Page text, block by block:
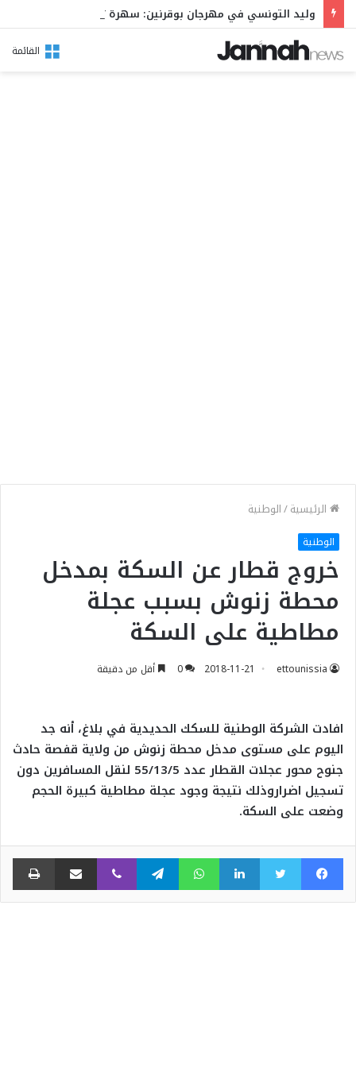
القائمة
الرئيسية/الوطنية
الوطنية
خروج قطار عن السكة بمدخل
محطة زنوش بسبب عجلة
مطاطية على السكة
ettounissia
2018-11-21
0 أقل من دقيقة
افادت الشركة الوطنية للسكك الحديدية في بلاغ، أنه جد
اليوم على مستوى مدخل محطة زنوش من ولاية قفصة حادث
جنوح محور عجلات القطار عدد 55/13/5 لنقل المسافرين دون
تسجيل اضراروذلك نتيجة وجود عجلة مطاطية كبيرة الحجم
وضعت على السكة.
فيسبوك تويتر لينكدإن واتساب تيلقرام ڤايبر مشاركة عبر البريد